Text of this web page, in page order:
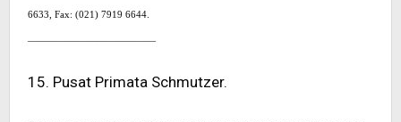
6633, Fax: (021) 7919 6644.
—————————————
15. Pusat Primata Schmutzer.